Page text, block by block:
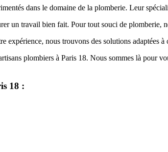
dans le domaine de la plomberie. Leur
un travail bien fait. Pour tout souci de plomberie,
nous trouvons des solutions adaptées
plombiers à Paris 18. Nous sommes là pour
18 :